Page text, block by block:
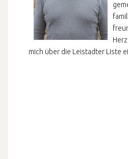
mich über die Leistadter Liste